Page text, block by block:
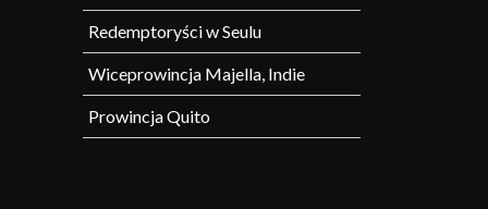
Redemptoryści w Seulu
Wiceprowincja Majella, Indie
Prowincja Quito